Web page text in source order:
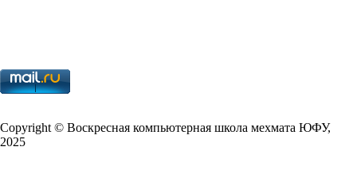
Copy­right © Воскресная компьютерная школа мехмата ЮФУ,
2025